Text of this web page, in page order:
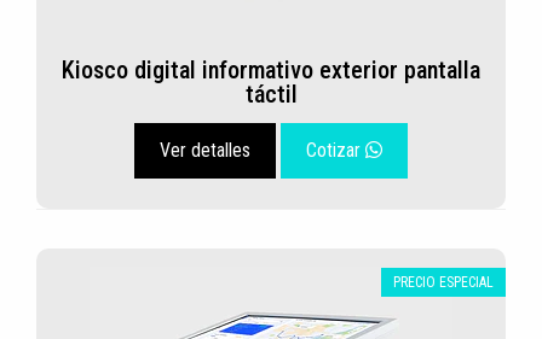
Kiosco digital informativo exterior pantalla
táctil
Ver detalles Cotizar
PRECIO ESPECIAL